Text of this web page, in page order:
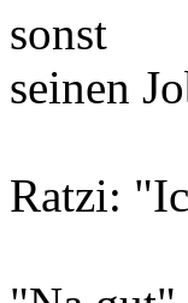
sonst
seinen
Ratzi: